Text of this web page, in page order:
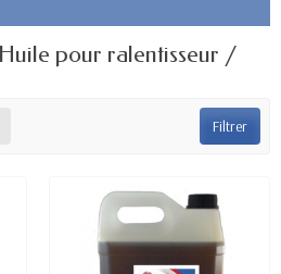
pour ralentisseur /
Filtrer